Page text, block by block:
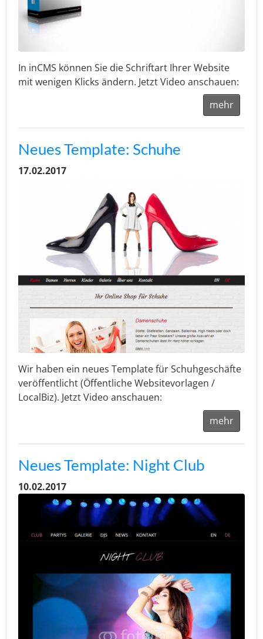
In inCMS können Sie die Schriftart Ihrer Website
mit wenigen Klicks ändern. Jetzt Video anschauen:
mehr
Neues Template: Schuhe
17.02.2017
Wir haben ein neues Template für Schuhgeschäfte
veröffentlicht (Öffentliche Websitevorlagen /
LocalBiz). Jetzt Video anschauen:
mehr
Neues Template: Night Club
10.02.2017